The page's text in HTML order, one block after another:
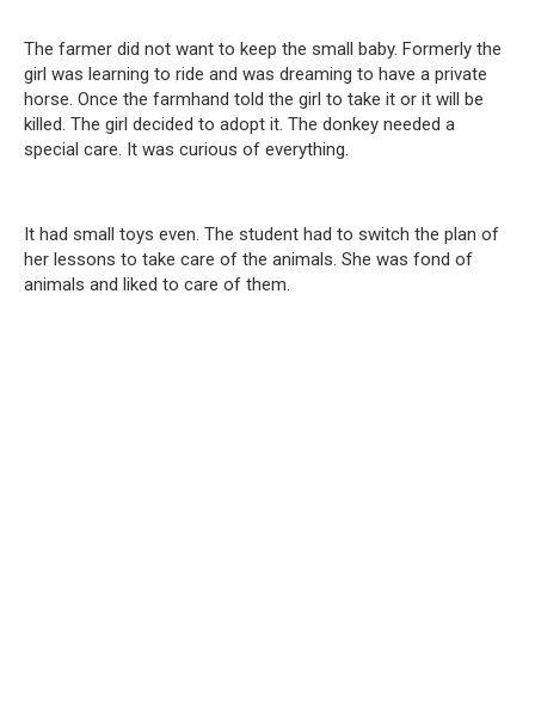
The farmer did not want to keep the small baby. Formerly the
girl was learning to ride and was dreaming to have a private
horse. Once the farmhand told the girl to take it or it will be
killed. The girl decided to adopt it. The donkey needed a
special care. It was curious of everything.
It had small toys even. The student had to switch the plan of
her lessons to take care of the animals. She was fond of
animals and liked to care of them.